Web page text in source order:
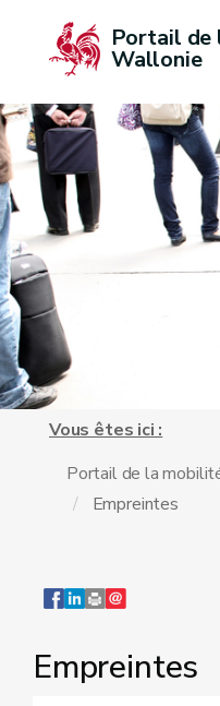
Portail de
Wallonie
Vous êtes ici :
Portail de la
Empreintes
Empreintes